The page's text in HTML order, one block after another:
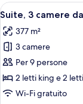
Apri
tutte
le
foto
per
Suite,
3
13
Suite, 3 camere
377 m²
3 camere
Per 9 persone
2 letti king e 2
Wi-Fi gratuito